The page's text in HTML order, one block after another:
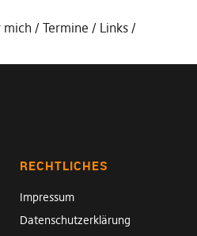
mich Termine
Links
RECHTLICHES
Impressum
Datenschutzerklärung